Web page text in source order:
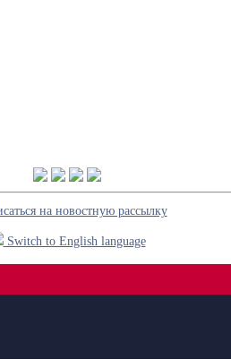
на новостную рассылку
Switch to English language